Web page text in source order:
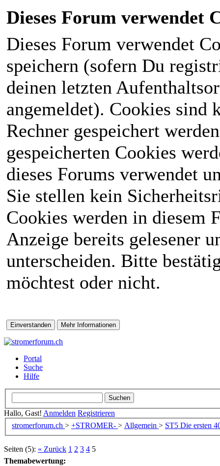
Dieses Forum verwendet
Dieses Forum verwendet
speichern (sofern Du
deinen letzten
angemeldet). Cookies sind
Rechner gespeichert
gespeicherten Cookies
dieses Forums verwendet
Sie stellen kein
Cookies werden in diesem
Anzeige bereits gelesener
unterscheiden. Bitte
möchtest oder nicht.
Portal
Suche
Hilfe
Hallo, Gast! Anmelden Registrieren
stromerforum.ch > +STROMER- > Allgemein > ST5 Die ersten
Seiten (5): « Zurück 1 2 3 4 5
Themabewertung: